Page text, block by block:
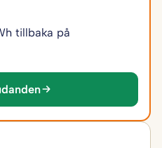
tillbaka på